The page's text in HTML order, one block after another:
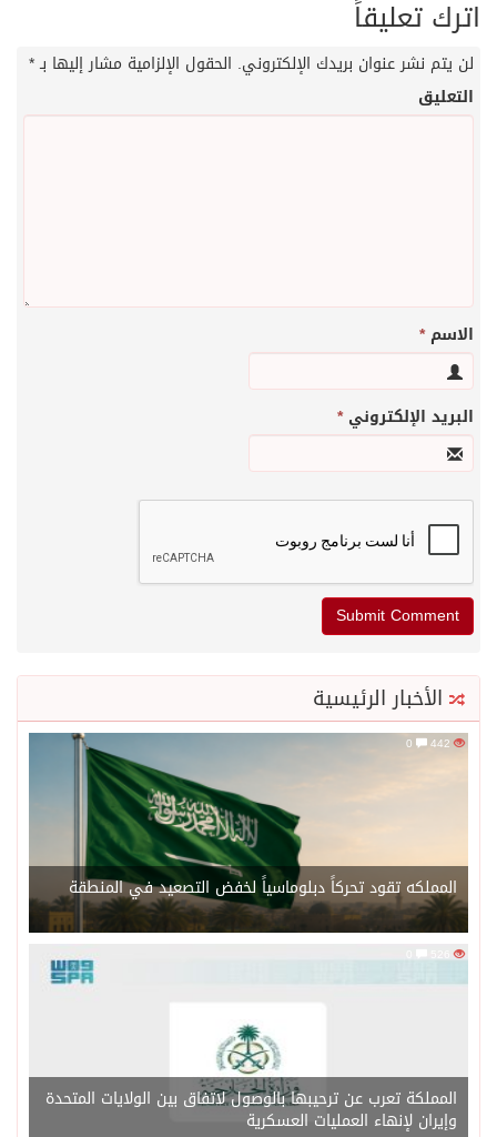
اترك تعليقاً
لن يتم نشر عنوان بريدك الإلكتروني. الحقول الإلزامية مشار إليها بـ*
التعليق
الاسم*
البريد الإلكتروني*
الأخبار الرئيسية
المملكه تقود تحركاً دبلوماسياً لخفض التصعيد في المنطقة
526
المملكة تعرب عن ترحيبها بالوصول لاتفاق بين الولايات المتحدة
وإيران لإنهاء العمليات العسكرية